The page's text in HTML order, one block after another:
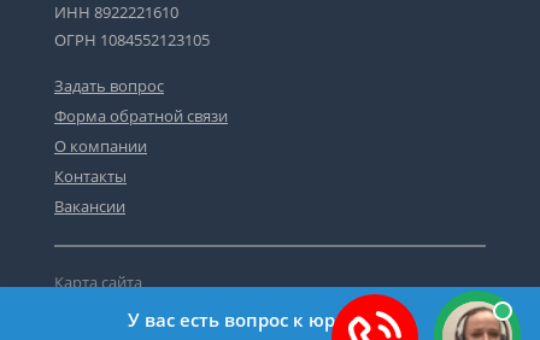
ИНН 8922221610
ОГРН 1084552123105
Задать вопрос
Форма обратной связи
О компании
Контакты
Вакансии
Карта сайта
Политика персональных данных
У вас есть вопрос к юристу?